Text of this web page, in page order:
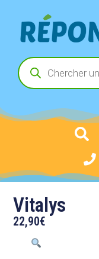
Vitalys
22,90€